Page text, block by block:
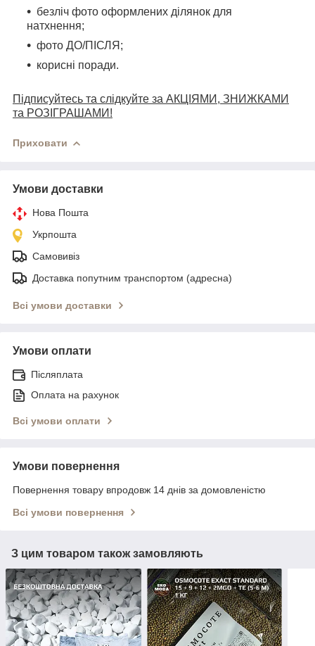
безліч фото оформлених ділянок для
натхнення;
фото ДО/ПІСЛЯ;
корисні поради.
Підписуйтесь та слідкуйте за АКЦІЯМИ, ЗНИЖКАМИ
та РОЗІГРАШАМИ!
Приховати
Умови доставки
Нова Пошта
Укрпошта
Самовивіз
Доставка попутним транспортом (адресна)
Всі умови доставки
Умови оплати
Післяплата
Оплата на рахунок
Всі умови оплати
Умови повернення
Повернення товару впродовж 14 днів за домовленістю
Всі умови повернення
З цим товаром також замовляють